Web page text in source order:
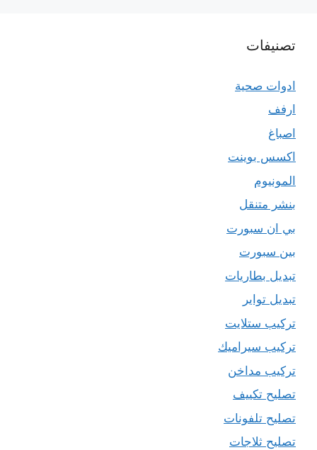
تصنيفات
ادوات صحية
ارفف
اصباغ
اكسس بوينت
المونيوم
بنشر متنقل
بي ان سبورت
بين سبورت
تبديل بطاريات
تبديل تواير
تركيب ستلايت
تركيب سيراميك
تركيب مداخن
تصليح تكييف
تصليح تلفونات
تصليح ثلاجات